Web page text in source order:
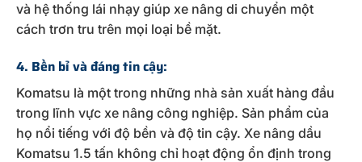
và hệ thống lái nhạy giúp xe nâng di chuyển một
cách trơn tru trên mọi loại bề mặt.
4. Bền bỉ và đáng tin cậy:
Komatsu là một trong những nhà sản xuất hàng đầu
trong lĩnh vực xe nâng công nghiệp. Sản phẩm của
họ nổi tiếng với độ bền và độ tin cậy. Xe nâng dầu
Komatsu 1.5 tấn không chỉ hoạt động ổn định trong